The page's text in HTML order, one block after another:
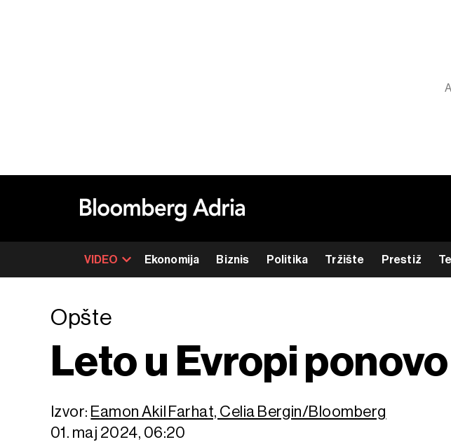
VIDEO Ekonomija Biznis Politika Tržište Prestiž
Opšte
Leto u Evropi
Izvor: Eamon Akil Farhat, Celia Bergin/Bloomberg
01. maj 2024, 06:20